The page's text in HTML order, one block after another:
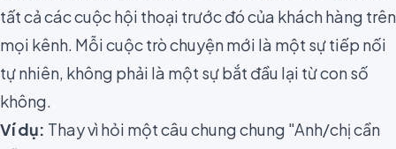
tất cả các cuộc hội thoại trước đó của khách hàng trên
mọi kênh. Mỗi cuộc trò chuyện mới là một sự tiếp nối
tự nhiên, không phải là một sự bắt đầu lại từ con số
không.
Ví dụ: Thay vì hỏi một câu chung chung "Anh/chị cần